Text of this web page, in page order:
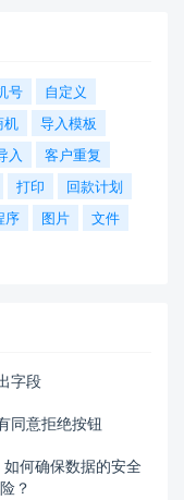
号
自定义
机
导入模板
入
客户重复
打印
回款计划
序 图片
文件
字段
同意拒绝按钮
何确保数据的安全
？